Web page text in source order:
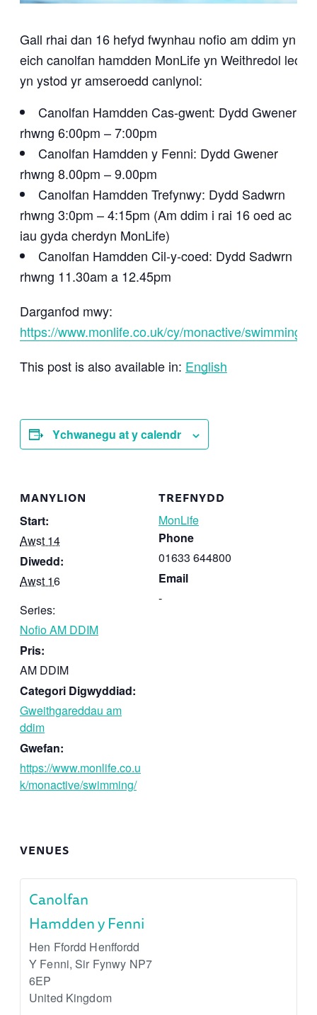
Gall rhai dan 16 hefyd fwynhau nofio am ddim yn
eich canolfan hamdden MonLife yn Weithredol leol
yn ystod yr amseroedd canlynol:
Canolfan Hamdden Cas-gwent: Dydd Gwener
rhwng 6:00pm – 7:00pm
Canolfan Hamdden y Fenni: Dydd Gwener
rhwng 8.00pm – 9.00pm
Canolfan Hamdden Trefynwy: Dydd Sadwrn
rhwng 3:0pm – 4:15pm (Am ddim i rai 16 oed ac
iau gyda cherdyn MonLife)
Canolfan Hamdden Cil-y-coed: Dydd Sadwrn
rhwng 11.30am a 12.45pm
Darganfod mwy:
https://www.monlife.co.uk/cy/monactive/swimming/
This post is also available in: English
Ychwanegu at y calendr
MANYLION
Start:
Awst 14
Diwedd:
Awst 16
Series:
Nofio AM DDIM
Pris:
AM DDIM
Categori Digwyddiad:
Gweithgareddau am
ddim
Gwefan:
https://www.monlife.co.u
k/monactive/swimming/
TREFNYDD
MonLife
Phone
01633 644800
Email
-
VENUES
Canolfan
Hamdden y Fenni
Hen Ffordd Henffordd
Y Fenni, Sir Fynwy NP7
6EP
United Kingdom